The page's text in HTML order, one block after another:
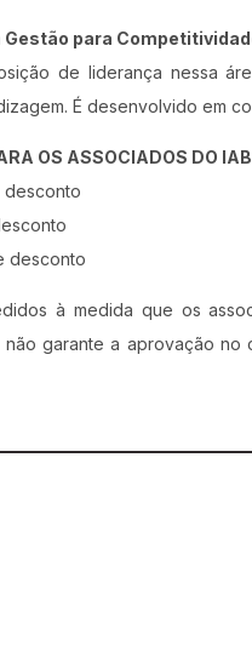
para
de liderança nessa
É desenvolvido em
OS ASSOCIADOS DO IAB
desconto
desconto
à medida que os
não garante a aprovação